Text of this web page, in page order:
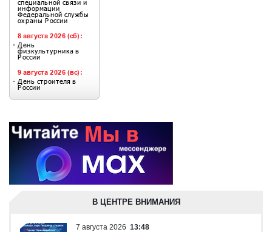
В ЦЕНТРЕ ВНИМАНИЯ
7 августа 2026 13:48